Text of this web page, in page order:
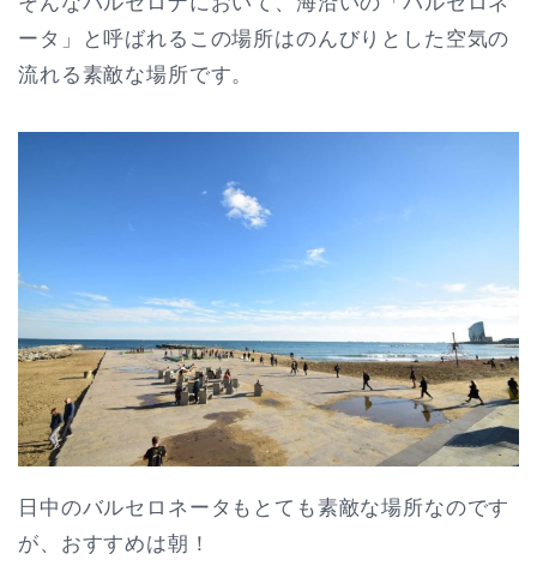
ータ」と呼ばれるこの場所はのんびりとした空気の
流れる素敵な場所です。
日中のバルセロネータもとても素敵な場所なのです
が、おすすめは朝！